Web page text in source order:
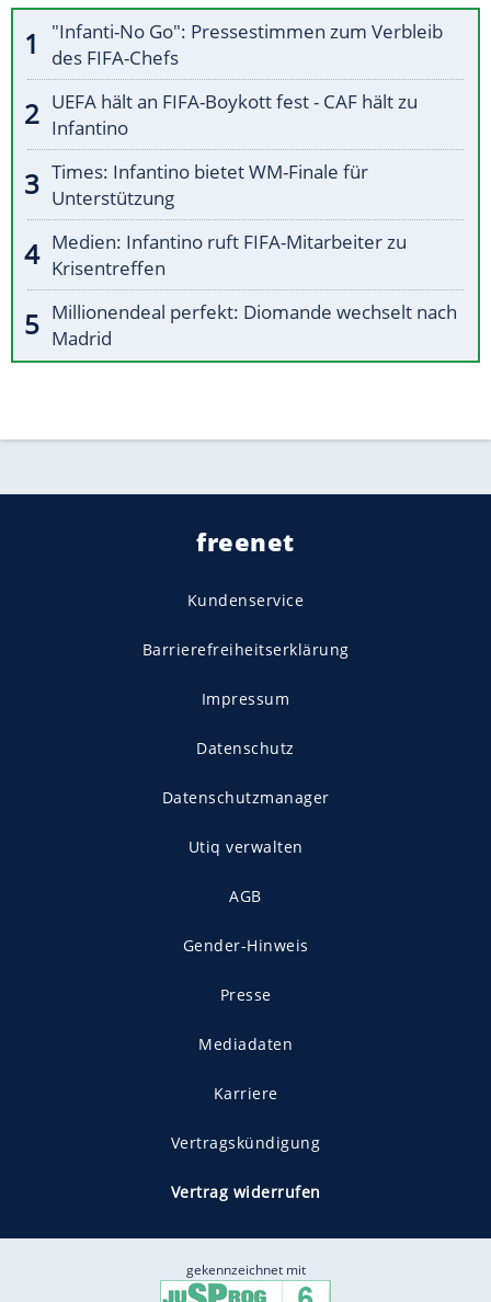
"Infanti-No Go": Pressestimmen zum Verbleib
des FIFA-Chefs
UEFA hält an FIFA-Boykott fest - CAF hält zu
Infantino
Times: Infantino bietet WM-Finale für
Unterstützung
Medien: Infantino ruft FIFA-Mitarbeiter zu
Krisentreffen
Millionendeal perfekt: Diomande wechselt nach
Madrid
freenet
Kundenservice
Barrierefreiheitserklärung
Impressum
Datenschutz
Datenschutzmanager
Utiq verwalten
AGB
Gender-Hinweis
Presse
Mediadaten
Karriere
Vertragskündigung
Vertrag widerrufen
gekennzeichnet mit